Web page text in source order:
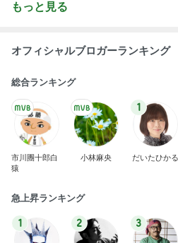
もっと見る
オフィシャルブロガーランキング
総合ランキング
市川團十郎白
猿
小林麻央
1
だいたひかる
急上昇ランキング
1 2 3